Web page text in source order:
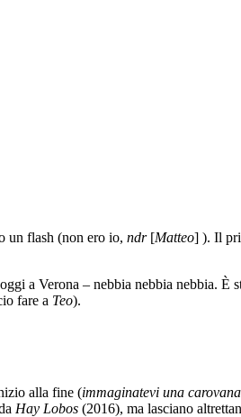
un flash (non ero io, ndr[Matteo] ). Il
a Verona – nebbia nebbia nebbia. È
fare a Teo).
alla fine (immaginatevi una
Hay Lobos (2016), ma lasciano